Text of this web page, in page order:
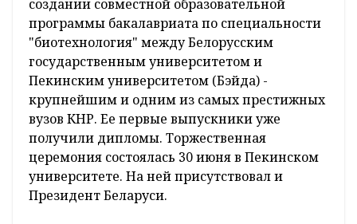
создании совместной образовательной
программы бакалавриата по специальности
"биотехнология" между Белорусским
государственным университетом и
Пекинским университетом (Бэйда) -
крупнейшим и одним из самых престижных
вузов КНР. Ее первые выпускники уже
получили дипломы. Торжественная
церемония состоялась 30 июня в Пекинском
университете. На ней присутствовал и
Президент Беларуси.